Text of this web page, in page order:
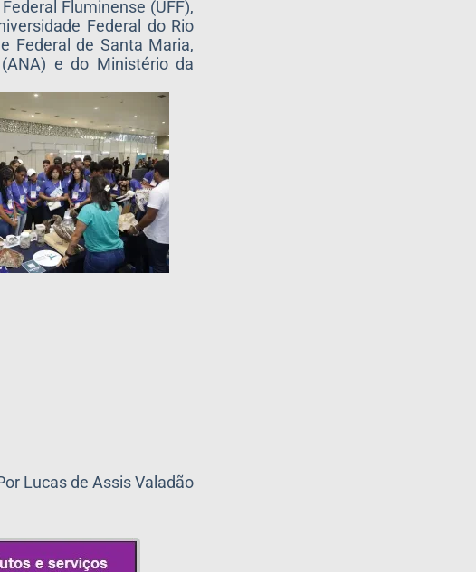
Fluminense (UFF),
Federal do Rio
Federal de Santa Maria,
e do Ministério da
Lucas de Assis Valadão